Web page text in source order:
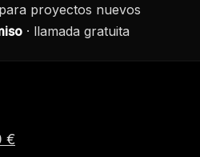
proyectos nuevos
· llamada gratuita
€